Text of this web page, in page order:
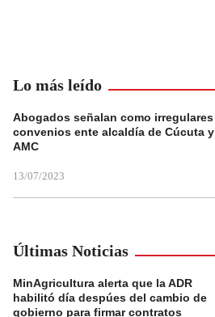
Lo más leído
Abogados señalan como irregulares
convenios ente alcaldía de Cúcuta y
AMC
13/07/2023
Últimas Noticias
MinAgricultura alerta que la ADR
habilitó día despúes del cambio de
gobierno para firmar contratos